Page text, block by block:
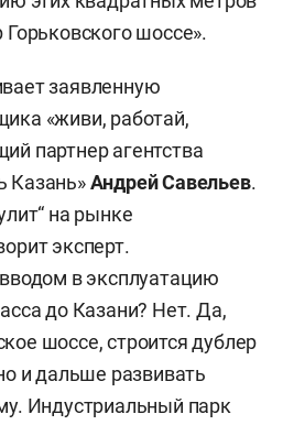
шоссе».
заявленную
«живи, работай,
партнер агентства
Казань»Андрей Савельев.
на рынке
эксперт.
в эксплуатацию
до Казани? Нет. Да,
шоссе, строится дублер
и дальше развивать
Индустриальный парк